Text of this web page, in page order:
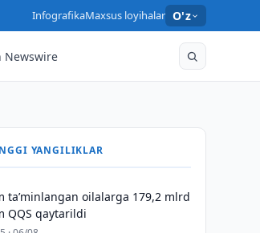
InfografikaMaxsus loyihalar O'z
Newswire
YANGILIKLAR
taʼminlangan oilalarga 179,2 mlrd
QQS qaytarildi